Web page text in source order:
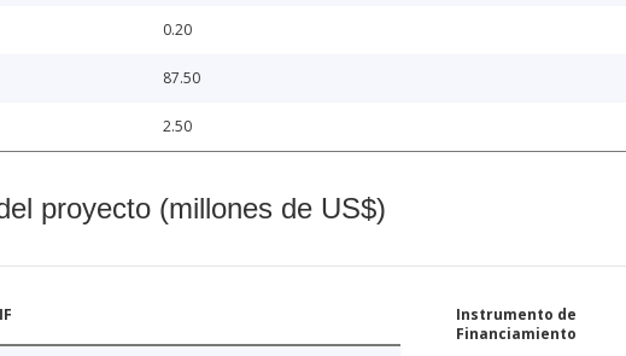
0.20
87.50
2.50
proyecto (millones de US$)
Instrumento de
Financiamiento